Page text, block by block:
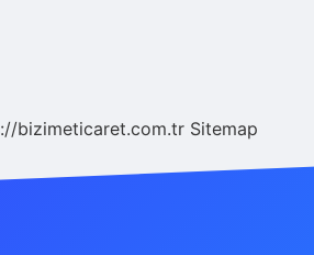
bizimeticaret.com.tr Sitemap